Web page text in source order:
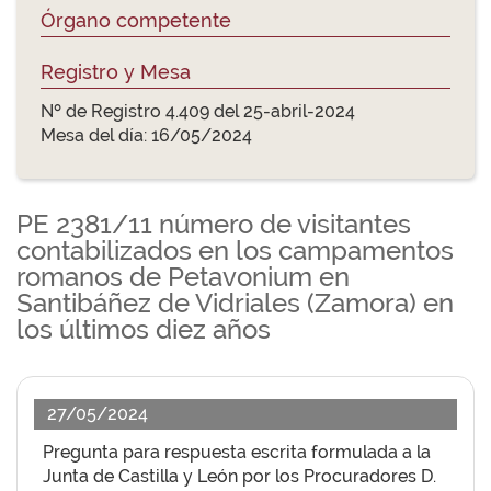
Órgano competente
Registro y Mesa
Nº de Registro 4.409 del 25-abril-2024
Mesa del día: 16/05/2024
PE 2381/11 número de visitantes
contabilizados en los campamentos
romanos de Petavonium en
Santibáñez de Vidriales (Zamora) en
los últimos diez años
27/05/2024
Pregunta para respuesta escrita formulada a la
Junta de Castilla y León por los Procuradores D.